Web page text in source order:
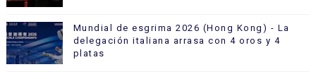
Mundial de esgrima 2026 (Hong Kong) - La
delegación italiana arrasa con 4 oros y 4
platas